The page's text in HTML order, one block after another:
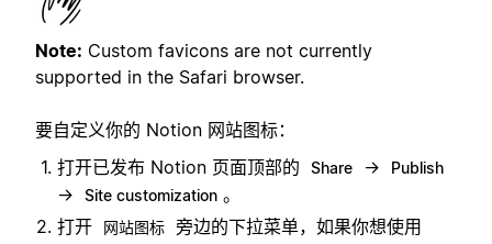
Note: Custom favicons are not currently
supported in the Safari browser.
要自定义你的 Notion 网站图标：
打开已发布 Notion 页面顶部的
Share → Publish
→ Site customization 。
打开
网站图标 旁边的下拉菜单，如果你想使用